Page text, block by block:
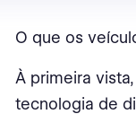
O que os
À primeira
tecnologia de